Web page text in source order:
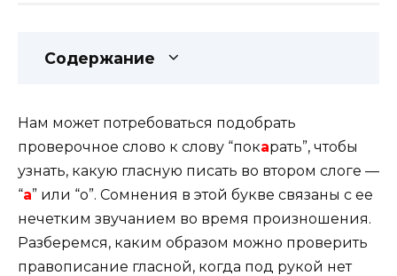
Содержание
Нам может потребоваться подобрать
проверочное слово к слову “покарать”, чтобы
узнать, какую гласную писать во втором слоге —
“а” или “о”. Сомнения в этой букве связаны с ее
нечетким звучанием во время произношения.
Разберемся, каким образом можно проверить
правописание гласной, когда под рукой нет